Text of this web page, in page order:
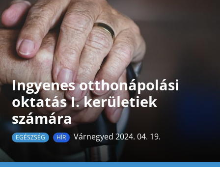
Ingyenes otthonápolási
oktatás I. kerületiek
számára
EGÉSZSÉG HÍR Várnegyed 2024. 04. 19.